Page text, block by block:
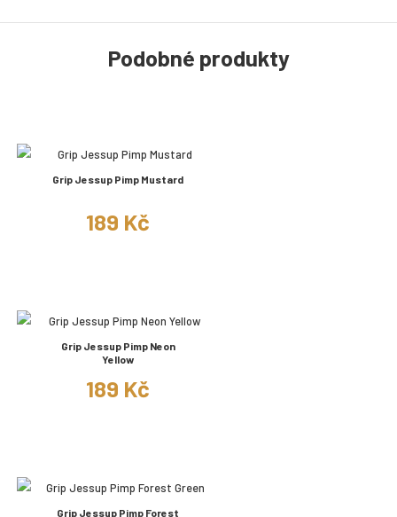
Podobné produkty
Grip Jessup Pimp Mustard
189 Kč
Grip Jessup Pimp Neon
Yellow
189 Kč
Grip Jessup Pimp Forest